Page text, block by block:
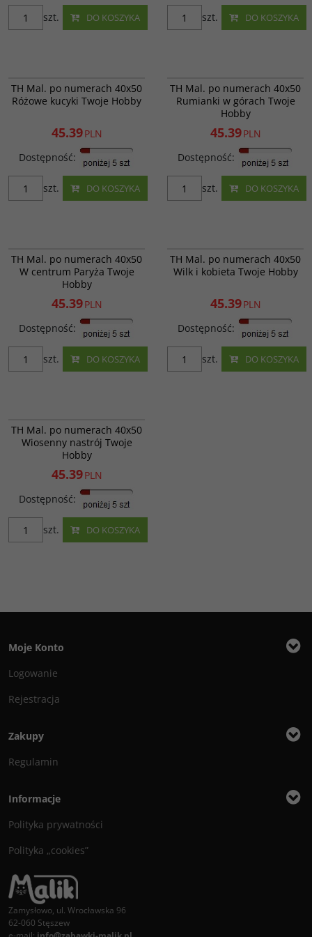
DO KOSZYKA
szt. DO KOSZYKA
szt.
WYPRZEDAŻ
TRUDNOŚCI - 3; ILOŚĆ KOLORÓW -
26
Ilość kartonowa: 20 szt.
TH Mal. po numerach 40x50
Różowe kucyki Twoje Hobby
45.39PLN
Dostępność:
DO KOSZYKA
szt.
WYPRZEDAŻ
TRUDNOŚCI - 3; ILOŚĆ KOLORÓW -
28
685071607756
Ilość kartonowa: 20 szt.
TH Mal. po numerach 40x50
Rumianki w górach Twoje
Hobby
45.39PLN
Dostępność:
DO KOSZYKA
szt.
WYPRZEDAŻ
TRUDNOŚCI - 3; ILOŚĆ KOLORÓW -
27
685071319710
Ilość kartonowa: 20 szt.
TH Mal. po numerach 40x50
W centrum Paryża Twoje
Hobby
45.39PLN
Dostępność:
DO KOSZYKA
szt.
WYPRZEDAŻ
TRUDNOŚCI - 3; ILOŚĆ KOLORÓW -
27
Ilość kartonowa: 20 szt.
TH Mal. po numerach 40x50
Wilk i kobieta Twoje Hobby
45.39PLN
Dostępność:
DO KOSZYKA
szt.
WYPRZEDAŻ
TRUDNOŚCI - 3; ILOŚC KOLORÓW -
659245496002
Ilość kartonowa: 20 szt.
TH Mal. po numerach 40x50
Wiosenny nastrój Twoje
Hobby
45.39PLN
Dostępność:
DO KOSZYKA
szt.
Moje Konto
Logowanie
Rejestracja
Zakupy
Regulamin
Informacje
Polityka prywatności
Polityka „cookies”
Zamysłowo, ul. Wrocławska 96
62-060 Stęszew